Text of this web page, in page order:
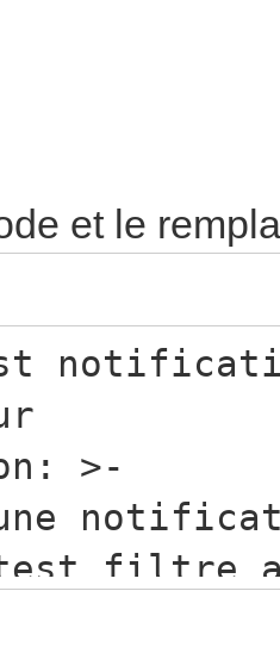
et le
>-